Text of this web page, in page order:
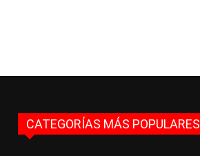
CATEGORÍAS MÁS POPULARES